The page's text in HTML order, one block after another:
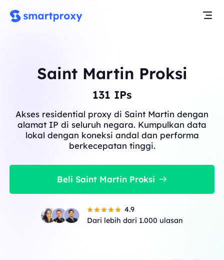
Saint Martin Proksi
131 IPs
Akses residential proxy di Saint Martin dengan
alamat IP di seluruh negara. Kumpulkan data
lokal dengan koneksi andal dan performa
berkecepatan tinggi.
Beli Saint Martin Proksi
4.9
Dari lebih dari 1.000 ulasan